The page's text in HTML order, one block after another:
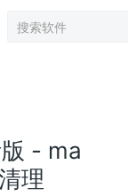
登录
- ma
理